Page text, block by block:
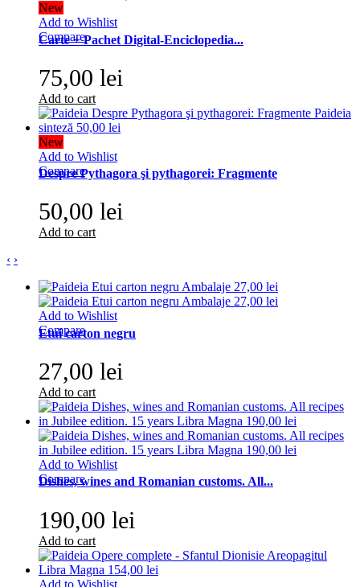
New
Add to Wishlist
Compare
Carte + Pachet Digital-Enciclopedia...
75,00 lei
Add to cart
New
Add to Wishlist
Compare
Despre Pythagora şi pythagorei: Fragmente
50,00 lei
Add to cart
‹ ›
Add to Wishlist
Compare
Etui carton negru
27,00 lei
Add to cart
Add to Wishlist
Compare
Dishes, wines and Romanian customs. All...
190,00 lei
Add to cart
Add to Wishlist